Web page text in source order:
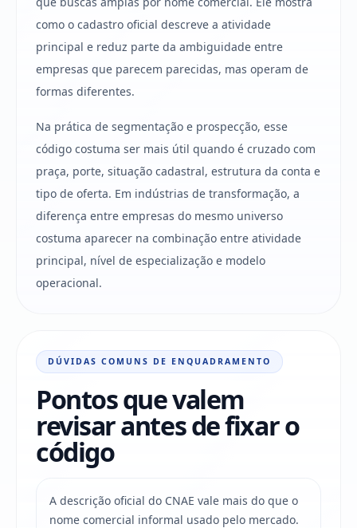
como o cadastro oficial descreve a atividade
principal e reduz parte da ambiguidade entre
empresas que parecem parecidas, mas operam de
formas diferentes.
Na prática de segmentação e prospecção, esse
código costuma ser mais útil quando é cruzado com
praça, porte, situação cadastral, estrutura da conta e
tipo de oferta. Em indústrias de transformação, a
diferença entre empresas do mesmo universo
costuma aparecer na combinação entre atividade
principal, nível de especialização e modelo
operacional.
DÚVIDAS COMUNS DE ENQUADRAMENTO
Pontos que valem
revisar antes de fixar o
código
A descrição oficial do CNAE vale mais do que o
nome comercial informal usado pelo mercado.